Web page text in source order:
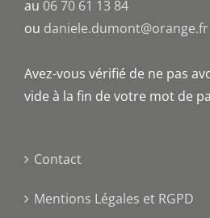
au 06 70 61 13 84
ou daniele.dumont@orange.fr
Avez-vous vérifié de ne pas
vide à la fin de votre mot de
Contact
Mentions Légales et RGPD